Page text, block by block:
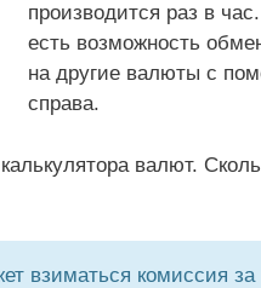
производится раз в
есть возможность
на другие валюты с
справа.
валют.
взиматься комиссия за